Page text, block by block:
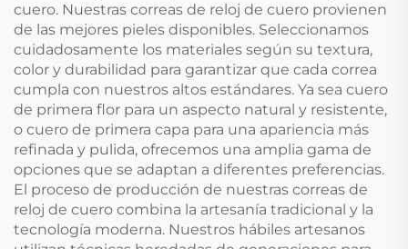
cuero. Nuestras correas de reloj de cuero provienen
de las mejores pieles disponibles. Seleccionamos
cuidadosamente los materiales según su textura,
color y durabilidad para garantizar que cada correa
cumpla con nuestros altos estándares. Ya sea cuero
de primera flor para un aspecto natural y resistente,
o cuero de primera capa para una apariencia más
refinada y pulida, ofrecemos una amplia gama de
opciones que se adaptan a diferentes preferencias.
El proceso de producción de nuestras correas de
reloj de cuero combina la artesanía tradicional y la
tecnología moderna. Nuestros hábiles artesanos